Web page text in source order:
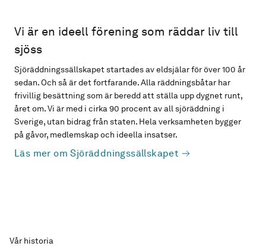
Vi är en ideell förening som räddar liv till
sjöss
Sjöräddningssällskapet startades av eldsjälar för över 100 år
sedan. Och så är det fortfarande. Alla räddningsbåtar har
frivillig besättning som är beredd att ställa upp dygnet runt,
året om. Vi är med i cirka 90 procent av all sjöräddning i
Sverige, utan bidrag från staten. Hela verksamheten bygger
på gåvor, medlemskap och ideella insatser.
Läs mer om Sjöräddningssällskapet
Vår historia